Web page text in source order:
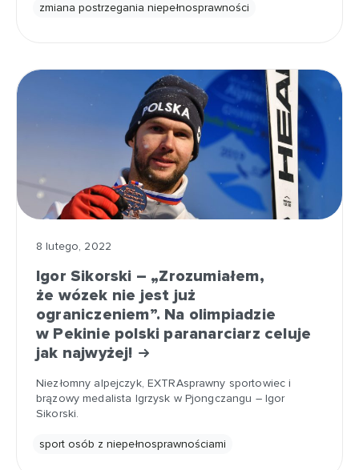
zmiana postrzegania niepełnosprawności
8 lutego, 2022
Igor Sikorski – „Zrozumiałem,
że wózek nie jest już
ograniczeniem”. Na olimpiadzie
w Pekinie polski paranarciarz celuje
jak najwyżej!
Niezłomny alpejczyk, EXTRAsprawny sportowiec i
brązowy medalista Igrzysk w Pjongczangu – Igor
Sikorski.
sport osób z niepełnosprawnościami